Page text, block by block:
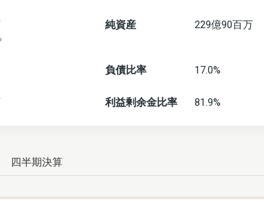
純資産 229億90百万
負債比率 17.0%
利益剰余金比率 81.9%
四半期決算